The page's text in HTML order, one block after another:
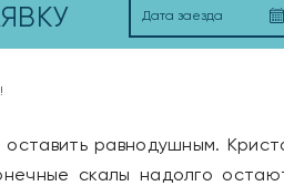
равнодушным.
скалы надолго